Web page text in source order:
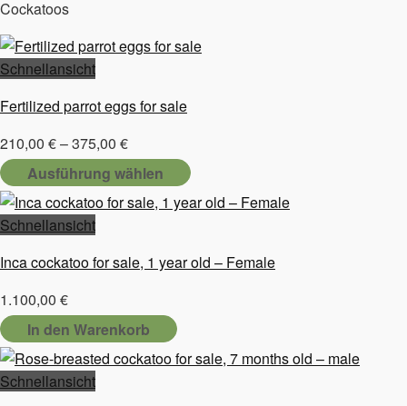
Cockatoos
Schnellansicht
Fertilized parrot eggs for sale
210,00 €–375,00 €Preisspanne:
210,00 €
bis
375,00 €
Ausführung wählen
Dieses
Produkt
mehrere
Varianten
auf.
Die
Optionen
können
Schnellansicht
Inca cockatoo for sale, 1 year old – Female
1.100,00 €
In den Warenkorb
Schnellansicht